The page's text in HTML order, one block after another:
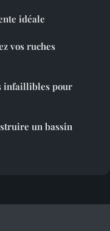
idéale
vos ruches
infaillibles pour
un bassin